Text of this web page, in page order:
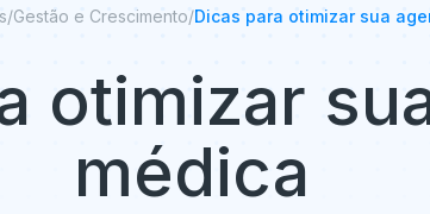
/Gestão e Crescimento/Dicas para otimizar sua
otimizar
médica